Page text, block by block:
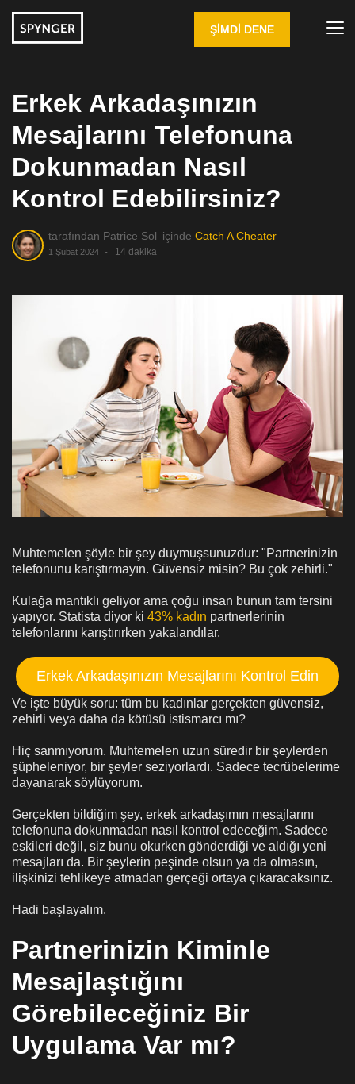
ŞIMDI DENE
Erkek Arkadaşınızın
Mesajlarını Telefonuna
Dokunmadan Nasıl
Kontrol Edebilirsiniz?
tarafından Patrice Sol içinde Catch A Cheater
1 Şubat 2024 14 dakika
Muhtemelen şöyle bir şey duymuşsunuzdur: "Partnerinizin
telefonunu karıştırmayın. Güvensiz misin? Bu çok zehirli."
Kulağa mantıklı geliyor ama çoğu insan bunun tam tersini
yapıyor. Statista diyor ki 43% kadın partnerlerinin
telefonlarını karıştırırken yakalandılar.
Erkek Arkadaşınızın Mesajlarını Kontrol Edin
Ve işte büyük soru: tüm bu kadınlar gerçekten güvensiz,
zehirli veya daha da kötüsü istismarcı mı?
Hiç sanmıyorum. Muhtemelen uzun süredir bir şeylerden
şüpheleniyor, bir şeyler seziyorlardı. Sadece tecrübelerime
dayanarak söylüyorum.
Gerçekten bildiğim şey, erkek arkadaşımın mesajlarını
telefonuna dokunmadan nasıl kontrol edeceğim. Sadece
eskileri değil, siz bunu okurken gönderdiği ve aldığı yeni
mesajları da. Bir şeylerin peşinde olsun ya da olmasın,
ilişkinizi tehlikeye atmadan gerçeği ortaya çıkaracaksınız.
Hadi başlayalım.
Partnerinizin Kiminle
Mesajlaştığını
Görebileceğiniz Bir
Uygulama Var mı?